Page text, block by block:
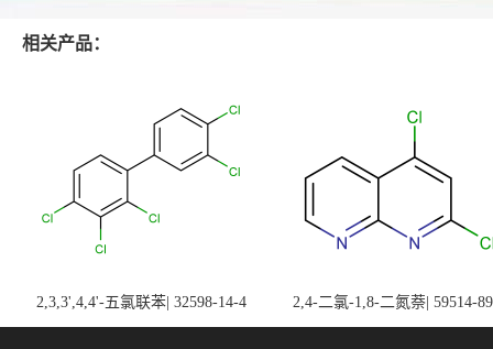
相关产品：
2,3,3',4,4'-五氯联苯| 32598-14-4 2,4-二氯-1,8-二氮萘| 59514-